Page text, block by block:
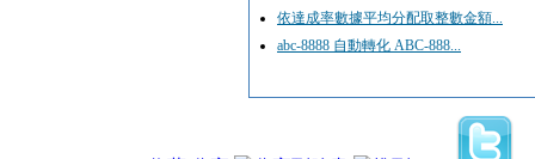
依達成率數據平均分配取整數金額...
abc-8888 自動轉化 ABC-888...